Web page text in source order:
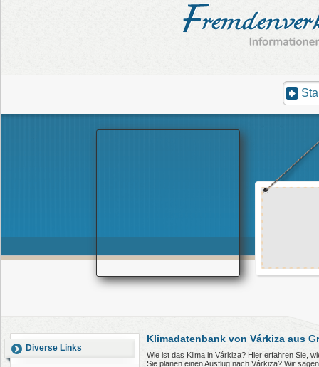
Diverse Links
Klimadatenbank von Várkiza aus
Wie ist das Klima in Várkiza? Hier erfahren Sie,
Sie planen einen Ausflug nach Várkiza? Wir